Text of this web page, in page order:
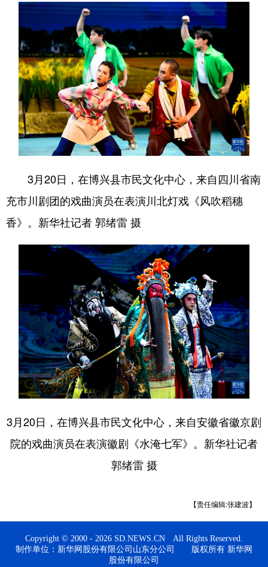
3月20日，在博兴县市民文化中心，来自四川省南
充市川剧团的戏曲演员在表演川北灯戏《风吹稻穗
香》。新华社记者 郭绪雷 摄
3月20日，在博兴县市民文化中心，来自安徽省徽京剧
院的戏曲演员在表演徽剧《水淹七军》。新华社记者
郭绪雷 摄
【责任编辑:张建波】
Copyright © 2000 - 2026 SD.NEWS.CN All Rights Reserved.
制作单位：新华网股份有限公司山东分公司 版权所有 新华网
股份有限公司